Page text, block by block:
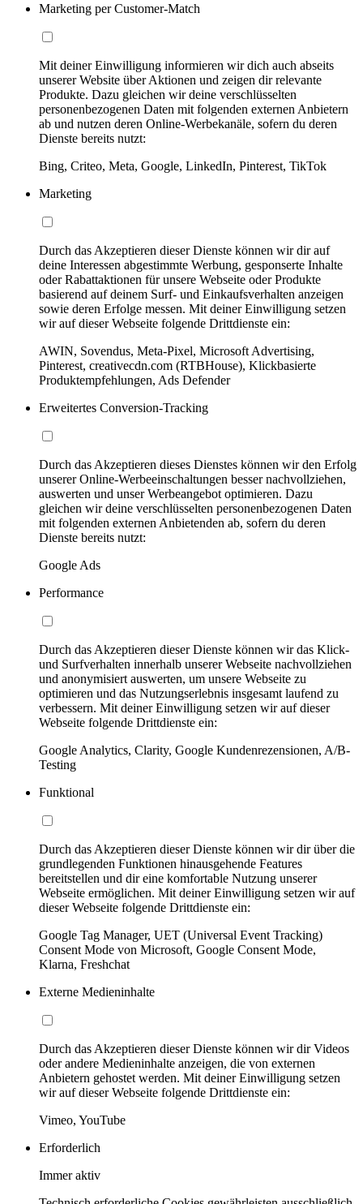
Marketing per Customer-Match
Mit deiner Einwilligung informieren wir dich auch abseits
unserer Website über Aktionen und zeigen dir relevante
Produkte. Dazu gleichen wir deine verschlüsselten
personenbezogenen Daten mit folgenden externen Anbietern
ab und nutzen deren Online-Werbekanäle, sofern du deren
Dienste bereits nutzt:
Bing, Criteo, Meta, Google, LinkedIn, Pinterest, TikTok
Marketing
Durch das Akzeptieren dieser Dienste können wir dir auf
deine Interessen abgestimmte Werbung, gesponserte Inhalte
oder Rabattaktionen für unsere Webseite oder Produkte
basierend auf deinem Surf- und Einkaufsverhalten anzeigen
sowie deren Erfolge messen. Mit deiner Einwilligung setzen
wir auf dieser Webseite folgende Drittdienste ein:
AWIN, Sovendus, Meta-Pixel, Microsoft Advertising,
Pinterest, creativecdn.com (RTBHouse), Klickbasierte
Produktempfehlungen, Ads Defender
Erweitertes Conversion-Tracking
Durch das Akzeptieren dieses Dienstes können wir den Erfolg
unserer Online-Werbeeinschaltungen besser nachvollziehen,
auswerten und unser Werbeangebot optimieren. Dazu
gleichen wir deine verschlüsselten personenbezogenen Daten
mit folgenden externen Anbietenden ab, sofern du deren
Dienste bereits nutzt:
Google Ads
Performance
Durch das Akzeptieren dieser Dienste können wir das Klick-
und Surfverhalten innerhalb unserer Webseite nachvollziehen
und anonymisiert auswerten, um unsere Webseite zu
optimieren und das Nutzungserlebnis insgesamt laufend zu
verbessern. Mit deiner Einwilligung setzen wir auf dieser
Webseite folgende Drittdienste ein:
Google Analytics, Clarity, Google Kundenrezensionen, A/B-
Testing
Funktional
Durch das Akzeptieren dieser Dienste können wir dir über die
grundlegenden Funktionen hinausgehende Features
bereitstellen und dir eine komfortable Nutzung unserer
Webseite ermöglichen. Mit deiner Einwilligung setzen wir auf
dieser Webseite folgende Drittdienste ein:
Google Tag Manager, UET (Universal Event Tracking)
Consent Mode von Microsoft, Google Consent Mode,
Klarna, Freshchat
Externe Medieninhalte
Durch das Akzeptieren dieser Dienste können wir dir Videos
oder andere Medieninhalte anzeigen, die von externen
Anbietern gehostet werden. Mit deiner Einwilligung setzen
wir auf dieser Webseite folgende Drittdienste ein:
Vimeo, YouTube
Erforderlich
Immer aktiv